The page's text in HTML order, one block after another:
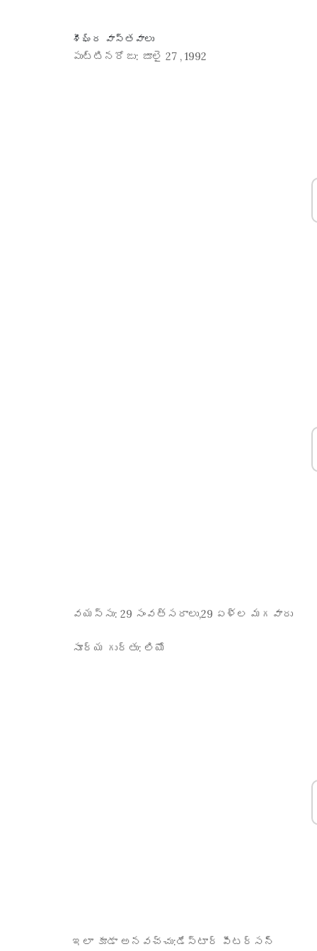
శీఘ్ర వాస్తవాలు
పుట్టినరోజు: జూలై 27 , 1992
వయస్సు: 29 సంవత్సరాలు,29 ఏళ్ల మగవారు
సూర్య గుర్తు: లియో
ఇలా కూడా అనవచ్చు:డేస్టార్ పీటర్సన్